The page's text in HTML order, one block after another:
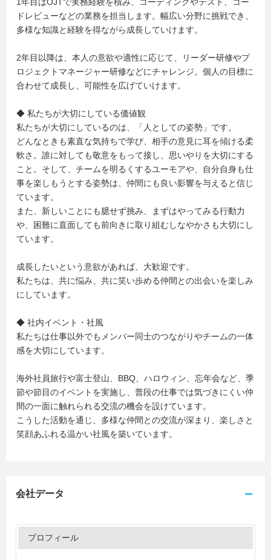
ドレビューなどの業務を担当します。幅広い分野に挑戦でき、
多様な知識と経験を得ながら成長していけます。
2年目以降は、本人の意欲や適性に応じて、リーダー研修やプ
ロジェクトマネージャー研修などにチャレンジ。個人の目標に
合わせて成長し、可能性を広げていけます。
◆ 私たちが大切にしている価値観
私たちが大切にしているのは、「人としての姿勢」です。
どんなときも素直な気持ちで学び、相手の意見に耳を傾ける柔
軟さ。誰に対しても敬意をもって接し、思いやりを大切にする
こと。そして、チームを明るくするユーモアや、自分自身も仕
事を楽しもうとする姿勢は、仲間にも良い影響を与えると信じ
ています。
また、新しいことにも臆せず挑み、まずはやってみる行動力
や、困難に直面しても前向きに取り組むしなやかさも大切にし
ています。
成長したいという意欲があれば、大歓迎です。
私たちは、共に悩み、共に笑い歩める仲間との出会いを楽しみ
にしています。
◆ 社内イベント・社風
私たちは仕事以外でもメンバー同士のつながりやチームの一体
感を大切にしています。
海外社員旅行や富士登山、BBQ、ハロウィン、忘年会など、季
節や節目のイベントを実施し、普段の仕事では気づきにくい仲
間の一面に触れられる交流の機会を設けています。
こうした活動を通じ、多様な仲間との交流が深まり、楽しさと
笑顔あふれる温かい社風を築いています。
会社データ
プロフィール